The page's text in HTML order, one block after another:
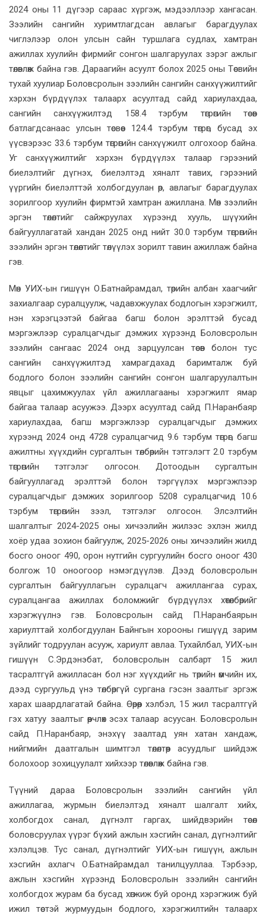
2024 оны 11 дүгээр сараас хүргэж, мэдээллээр хангасан.
Зээлийн сангийн хуримтлагдсан авлагыг барагдуулах
чиглэлээр олон улсын сайн туршлага судлах, хамтран
ажиллах хуулийн фирмийг сонгон шалгаруулах зэрэг ажлыг
төлөвлөж байна гэв. Дараагийн асуулт болох 2025 оны Төсвийн
тухай хуулиар Боловсролын зээлийн сангийн санхүүжилтийг
хэрхэн бүрдүүлэх талаарх асуултад сайд хариулахдаа,
сангийн санхүүжилтэд 158.4 тэрбум төгрөгийн төсөв
батлагдсанаас улсын төсвөөс 124.4 тэрбум төгрөг, бусад эх
үүсвэрээс 33.6 тэрбум төгрөгийн санхүүжилт олгохоор байна.
Уг санхүүжилтийг хэрхэн бүрдүүлэх талаар гэрээний
биелэлтийг дүгнэх, биелэлтэд хяналт тавих, гэрээний
үүргийн биелэлттэй холбогдуулан өр, авлагыг барагдуулах
зорилгоор хуулийн фирмтэй хамтран ажиллана. Мөн зээлийн
эргэн төлөлтийг сайжруулах хүрээнд хууль, шүүхийн
байгууллагатай хандан 2025 онд нийт 30.0 тэрбум төгрөгийн
зээлийн эргэн төлөлтийг төлүүлэх зорилт тавин ажиллаж байна
гэв.
Мөн УИХ-ын гишүүн О.Батнайрамдал, төрийн албан хаагчийг
захиалгаар суралцуулж, чадавхжуулах бодлогын хэрэгжилт,
нэн хэрэгцээтэй байгаа багш болон эрэлттэй бусад
мэргэжлээр суралцагчдыг дэмжих хүрээнд Боловсролын
зээлийн сангаас 2024 онд зарцуулсан төсөв болон тус
сангийн санхүүжилтэд хамрагдахад баримталж буй
бодлого болон зээлийн сангийн сонгон шалгаруулалтын
явцыг цахимжуулах үйл ажиллагааны хэрэгжилт ямар
байгаа талаар асуужээ. Дээрх асуултад сайд П.Наранбаяр
хариулахдаа, багш мэргэжлээр суралцагчдыг дэмжих
хүрээнд 2024 онд 4728 суралцагчид 9.6 тэрбум төгрөг, багш
ажилтны хүүхдийн сургалтын төлбөрийн тэтгэлэгт 2.0 тэрбум
төгрөгийн тэтгэлэг олгосон. Дотоодын сургалтын
байгууллагад эрэлттэй болон тэргүүлэх мэргэжпээр
суралцагчдыг дэмжих зорилгоор 5208 суралцагчид 10.6
тэрбум төгрөгийн зээл, тэтгэлэг олгосон. Элсэлтийн
шалгалтыг 2024-2025 оны хичээлийн жилээс эхлэн жилд
хоёр удаа зохион байгуулж, 2025-2026 оны хичээлийн жилд
босго оноог 490, орон нутгийн сургуулийн босго оноог 430
болгож 10 оноогоор нэмэгдүүлэв. Дээд боловсролын
сургалтын байгууллагын суралцагч ажиллангаа сурах,
суралцангаа ажиллах боломжийг бүрдүүлэх хөтөлбөрийг
хэрэгжүүлнэ гэв. Боловсролын сайд П.Наранбаярын
хариулттай холбогдуулан Байнгын хорооны гишүүд зарим
зүйлийг тодруулан асууж, хариулт авлаа. Тухайлбал, УИХ-ын
гишүүн С.Эрдэнэбат, боловсролын салбарт 15 жил
тасралтгүй ажилласан бол нэг хүүхдийг нь төрийн өмчийн их,
дээд сургуульд үнэ төлбөргүй сургана гэсэн заалтыг эргэж
харах шаардлагатай байна. Өөрөөр хэлбэл, 15 жил тасралтгүй
гэх хатуу заалтыг өөрчлөх эсэх талаар асуусан. Боловсролын
сайд П.Наранбаяр, энэхүү заалтад уян хатан хандаж,
нийгмийн даатгалын шимтгэл төлөлтөөр асуудлыг шийдэж
болохоор зохицуулалт хийхээр төлөвлөж байна гэв.
Түүний дараа Боловсролын зээлийн сангийн үйл
ажиллагаа, журмын биелэлтэд хяналт шалгалт хийх,
холбогдох санал, дүгнэлт гаргах, шийдвэрийн төсөл
боловсруулах үүрэг бүхий ажлын хэсгийн санал, дүгнэлтийг
хэлэлцэв. Тус санал, дүгнэлтийг УИХ-ын гишүүн, ажлын
хэсгийн ахлагч О.Батнайрамдал танилцууллаа. Тэрбээр,
ажлын хэсгийн хүрээнд Боловсролын зээлийн сангийн
холбогдох журам ба бусад хөгжиж буй оронд хэрэгжиж буй
ижил төстэй журмуудын бодлого, хэрэгжилтийн талаарх